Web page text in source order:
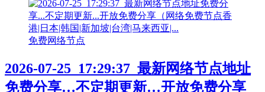
免费网络节点
2026-07-25_17:29:37_最新网络节点地址
免费分享…不定期更新…开放免费分享